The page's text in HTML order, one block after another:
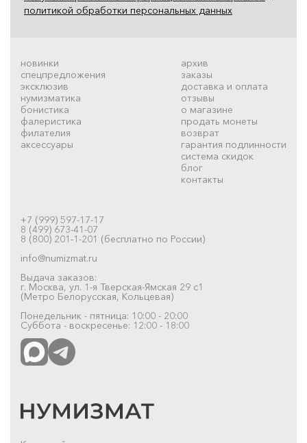
политикой обработки персональных данных
новинки
спецпредложения
эксклюзив
нумизматика
бонистика
фалеристика
филателия
аксессуары
архив
заказы
доставка и оплата
отзывы
о магазине
продать монеты
возврат
гарантия подлинности
система скидок
блог
контакты
+7 (999) 597-17-17
8 (499) 673-41-07
8 (800) 201-1-201 (бесплатно по России)
info@numizmat.ru
Выдача заказов:
г. Москва, ул. 1-я Тверская-Ямская 29 с1
(Метро Белорусская, Кольцевая)
Понедельник - пятница: 10:00 - 20:00
Суббота - воскресенье: 12:00 - 18:00